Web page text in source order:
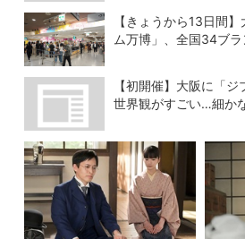
【きょうから13日間
ム万博」、全国34ブ
【初開催】大阪に「
世界観がすごい…細か